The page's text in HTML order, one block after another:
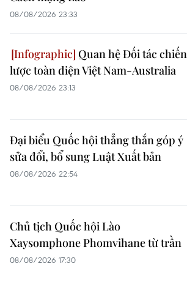
08/08/2026 23:33
Quan hệ Đối tác chiến
lược toàn diện Việt Nam-Australia
08/08/2026 23:13
Đại biểu Quốc hội thẳng thắn góp ý
sửa đổi, bổ sung Luật Xuất bản
08/08/2026 22:54
Chủ tịch Quốc hội Lào
Xaysomphone Phomvihane từ trần
08/08/2026 17:30